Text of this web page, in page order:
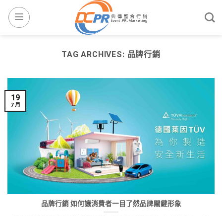
TAG ARCHIVES: 品牌行銷
品牌行銷 如何讓消費者一目了然品牌關鍵形象
19
7 月